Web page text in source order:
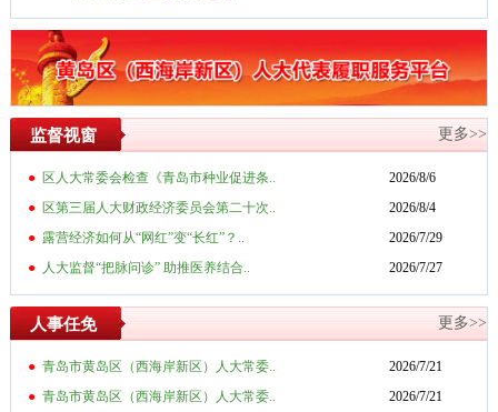
监督视窗 更多>>
● 区人大常委会检查《青岛市种业促进条..
2026/8/6
● 区第三届人大财政经济委员会第二十次..
2026/8/4
● 露营经济如何从“网红”变“长红”？..
2026/7/29
● 人大监督“把脉问诊” 助推医养结合.. 2026/7/27
人事任免 更多>>
● 青岛市黄岛区（西海岸新区）人大常委..
2026/7/21
● 青岛市黄岛区（西海岸新区）人大常委..
2026/7/21